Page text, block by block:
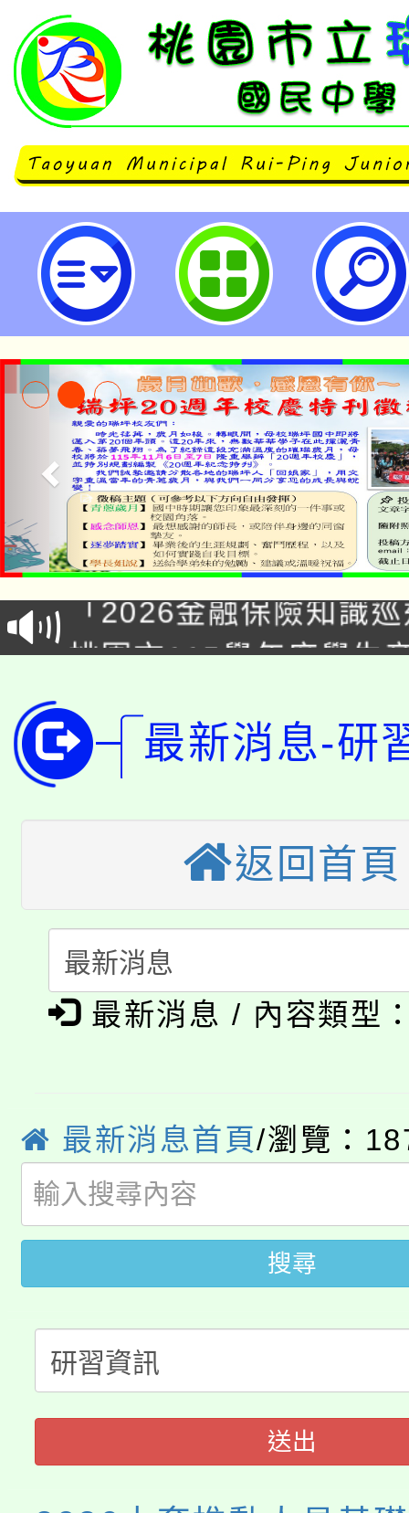
2026木育推動人員基礎知能培訓-
民中學
公告本校115學年度第
代理(課)教師甄選結果(
「2026金融保險知識
車」活動
桃園市115學年度學生
代理(課)教師甄選結果(
公告本校115學年度第
代理(課)教師甄選結果(
轉知中國文化大學推廣
《TA101》溝通分析基
程，歡迎學生輔導中心
心理、諮商輔導、社會
系所師生報名參加。
轉知苗栗縣政府辦理
縣市「校園短影音徵
門員」簡章及活動海報
踴躍報名參加。
桃園市115學年度學生
要點
「桃園市補助參觀特色
展演活動實施計畫」
115年度「教育部表揚
義教育推展貢獻獎」
公告本校115學年度第
生本土語及新住民語歌
公告本校115學年度第
代理(課)教師甄選結果(
公告本校115學年度第
代理(課)教師甄選結果(
轉知中國文化大學推廣
《TA101》溝通分析基
程，歡迎學生輔導中心
心理、諮商輔導、社會
系所師生報名參加。
轉知苗栗縣政府辦理
縣市「校園短影音徵選
門員」簡章及活動海報
踴躍報名參加。
桃園市115學年度學生
要點
「桃園市補助參觀特色
展演活動實施計畫」
115年度「教育部表揚
義教育推展貢獻獎」
最新消息-研
返回首頁
最新消息 / 內容類型
最新消息首頁/瀏覽：
搜尋
送出